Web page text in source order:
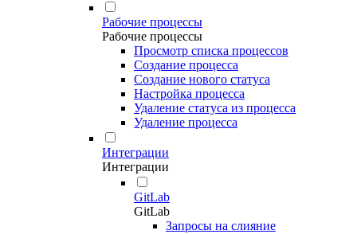
Рабочие процессы
Рабочие процессы
Просмотр списка процессов
Создание процесса
Создание нового статуса
Настройка процесса
Удаление статуса из процесса
Удаление процесса
Интеграции
Интеграции
GitLab
GitLab
Запросы на слияние